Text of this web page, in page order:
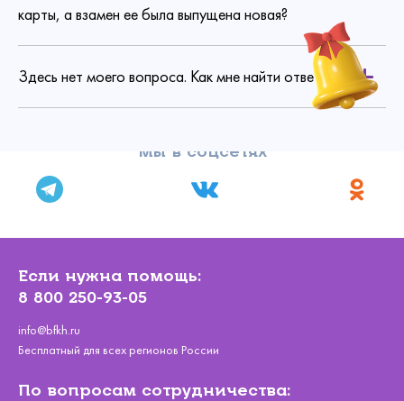
карты, а взамен ее была выпущена новая?
Здесь нет моего вопроса. Как мне найти ответ?
Мы в соцсетях
Если нужна помощь:
8 800 250-93-05
info@bfkh.ru
Бесплатный для всех регионов России
По вопросам сотрудничества: